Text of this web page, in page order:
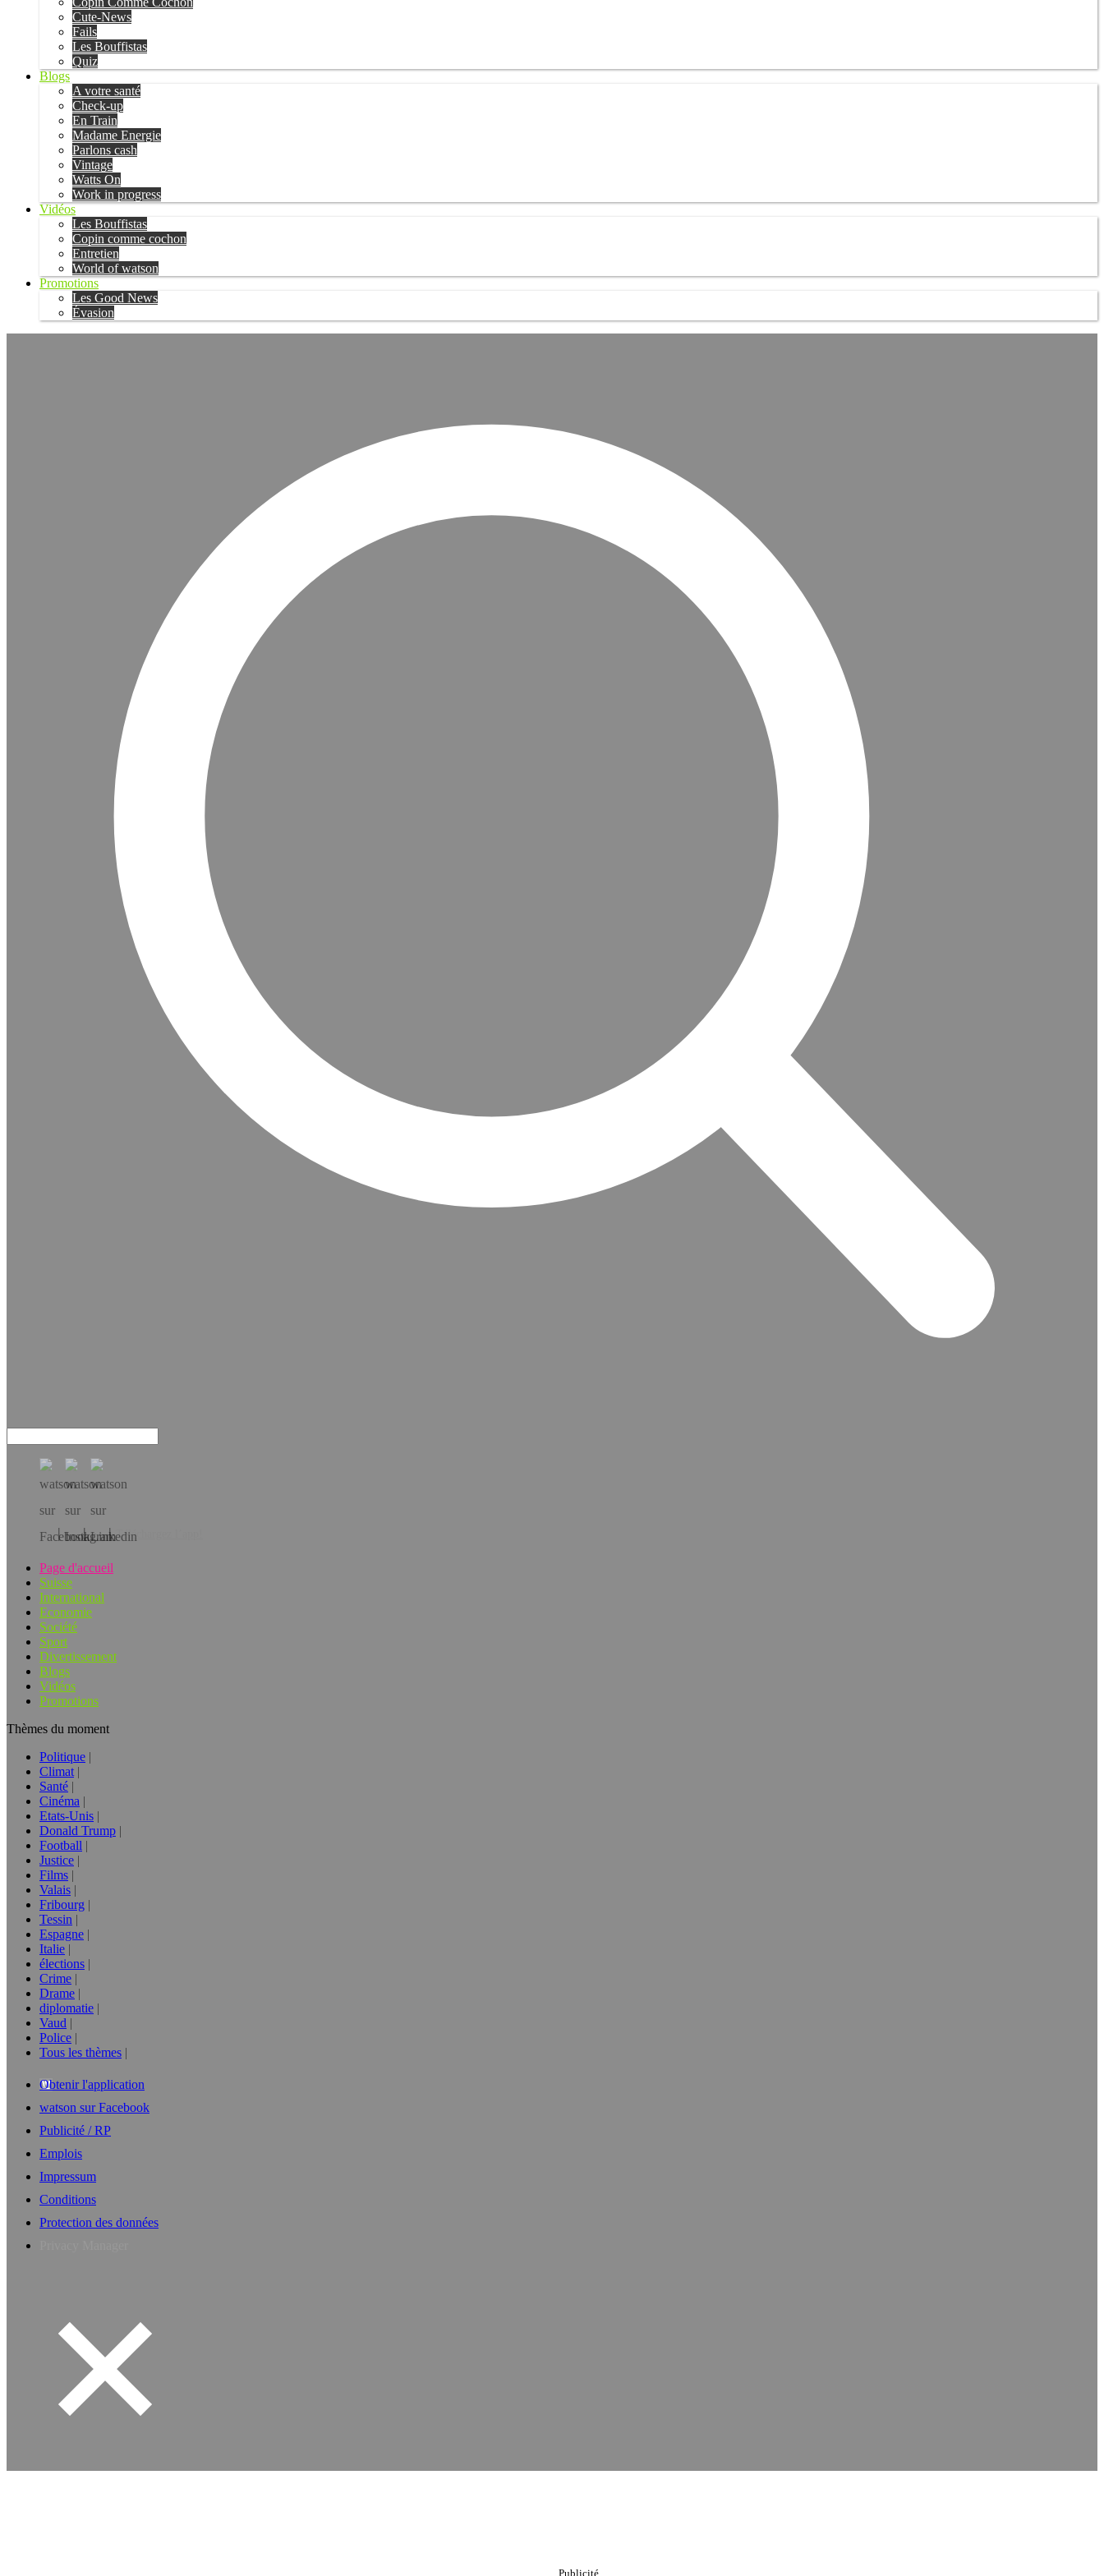
Cute-News
Fails
Les Bouffistas
Quiz
Blogs
A votre santé
Check-up
En Train
Madame Energie
Parlons cash
Vintage
Watts On
Work in progress
Vidéos
Les Bouffistas
Copin comme cochon
Entretien
World of watson
Promotions
Les Good News
Évasion
Téléchargez l’app!
Page d'accueil
Suisse
International
Economie
Société
Sport
Divertissement
Blogs
Vidéos
Promotions
Thèmes du moment
Politique
Climat
Santé
Cinéma
Etats-Unis
Donald Trump
Football
Justice
Films
Valais
Fribourg
Tessin
Espagne
Italie
élections
Crime
Drame
diplomatie
Vaud
Police
Tous les thèmes
Obtenir l'application
watson sur Facebook
Publicité / RP
Emplois
Impressum
Conditions
Protection des données